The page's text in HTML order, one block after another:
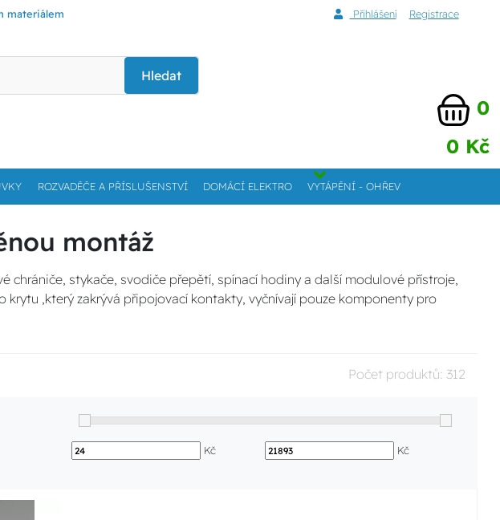
materiálem Přihlášení Registrace
Hledat
0
0 Kč
ROZVADĚČE A PŘÍSLUŠENSTVÍ DOMÁCÍ ELEKTRO VYTÁPĚNÍ - OHŘEV
montáž
stykače, svodiče přepětí, spínací hodiny a další modulové přístroje,
,který zakrývá připojovací kontakty, vyčnívají pouze komponenty pro
Počet produktů: 312
Kč Kč